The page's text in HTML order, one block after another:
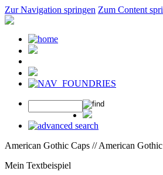
Zur Navigation springen Zum Content
American Gothic Caps // American
Mein Textbeispiel